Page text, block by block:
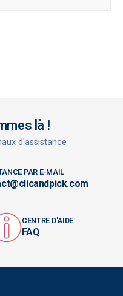
là !
d'assistance
PAR E-MAIL
CENTRE D'AIDE
FAQ